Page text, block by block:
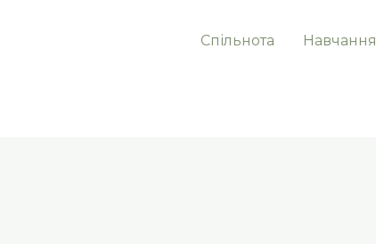
Спільнота Навчання